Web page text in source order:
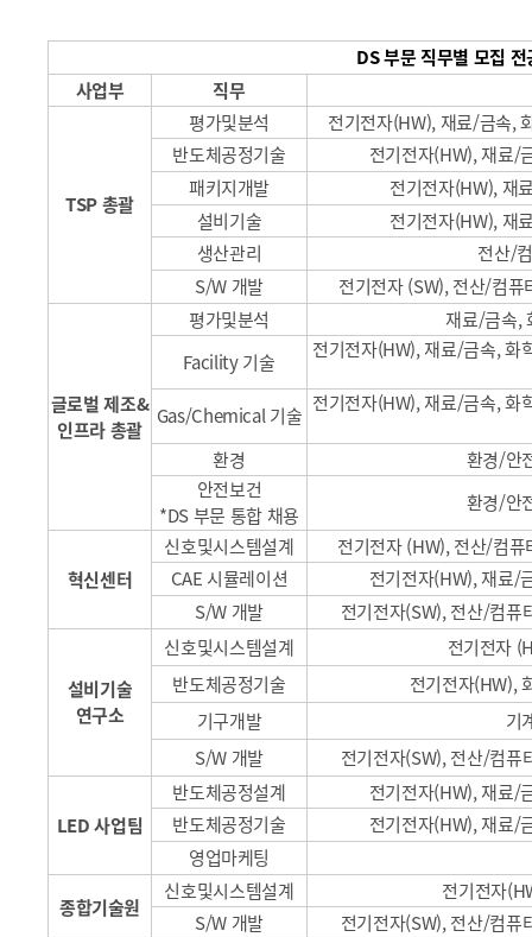
DS 부문 직무별 모집 전
사업부
직무
TSP총괄
평가및분석 전기전자(HW), 재료/금속,
반도체공정기술
전기전자(HW),재료/
패키지개발
전기전자(HW), 재
설비기술
전기전자(HW), 재
생산관리
전산/
S/W 개발 전기전자(SW),전산/컴퓨
글로벌 제조&
인프라 총괄
평가및분석
재료/금속,
Facility기술 전기전자(HW),재료/금속, 화
Gas/Chemical기술 전기전자(HW),재료/금속, 화
환경
환경/안
안전보건
*DS부문 통합 채용 환경/안
혁신센터
신호및시스템설계 전기전자(HW),전산/컴퓨
CAE 시뮬레이션 전기전자(HW),재료/
S/W 개발 전기전자(SW),전산/컴퓨
설비기술
연구소
신호및시스템설계 전기전자
반도체공정기술
전기전자(HW),
기구개발
기
S/W 개발 전기전자(SW),전산/컴퓨
LED사업팀
반도체공정설계 전기전자(HW),재료/
반도체공정기술
전기전자(HW),재료/
영업마케팅
종합기술원
신호및시스템설계 전기전자
S/W 개발 전기전자(SW),전산/컴퓨